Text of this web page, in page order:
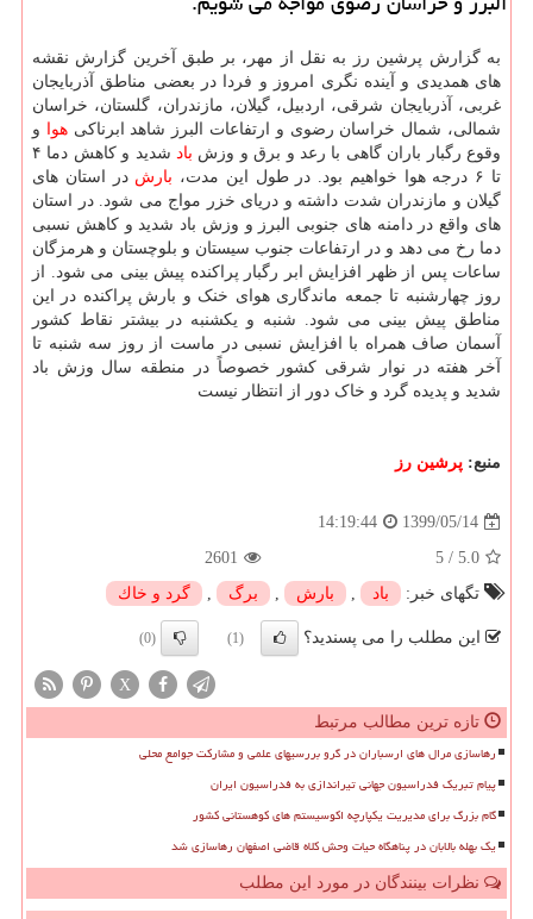
به گزارش پرشین رز به نقل از مهر، بر طبق آخرین گزارش نقشه
های همدیدی و آینده نگری امروز و فردا در بعضی مناطق آذربایجان
غربی، آذربایجان شرقی، اردبیل، گیلان، مازندران، گلستان، خراسان
شمالی، شمال خراسان رضوی و ارتفاعات البرز شاهد ابرناکیهوا و
وقوع رگبار باران گاهی با رعد و برق و وزش باد
شدید و کاهش دما ۴
تا ۶ درجه هوا خواهیم بود. در طول این مدت،
بارش در استان های
گیلان و مازندران شدت داشته و دریای خزر مواج می شود. در استان
های واقع در دامنه های جنوبی البرز و وزش باد شدید و کاهش نسبی
دما رخ می دهد و در ارتفاعات جنوب سیستان و بلوچستان و هرمزگان
ساعات پس از ظهر افزایش ابر رگبار پراکنده پیش بینی می شود. از
روز چهارشنبه تا جمعه ماندگاری هوای خنک و بارش پراکنده در این
مناطق پیش بینی می شود. شنبه و یکشنبه در بیشتر نقاط کشور
آسمان صاف همراه با افزایش نسبی در ماست از روز سه شنبه تا
آخر هفته در نوار شرقی کشور خصوصاً در منطقه سال وزش باد
شدید و پدیده گرد و خاک دور از انتظار نیست
منبع: پرشین رز
1399/05/14
14:19:44
5.0
/
5
2601
تگهای خبر:
باد , بارش , برگ , گرد و خاك
این مطلب را می پسندید؟ (1)
(0)
X
تازه ترین مطالب مرتبط
رهاسازی مرال های ارسباران در گرو بررسیهای علمی و مشارکت جوامع محلی
پیام تبریک فدراسیون جهانی تیراندازی به فدراسیون ایران
گام بزرگ برای مدیریت یکپارچه اکوسیستم های کوهستانی کشور
یک بهله بالابان در پناهگاه حیات وحش کلاه قاضی اصفهان رهاسازی شد
نظرات بینندگان در مورد این مطلب